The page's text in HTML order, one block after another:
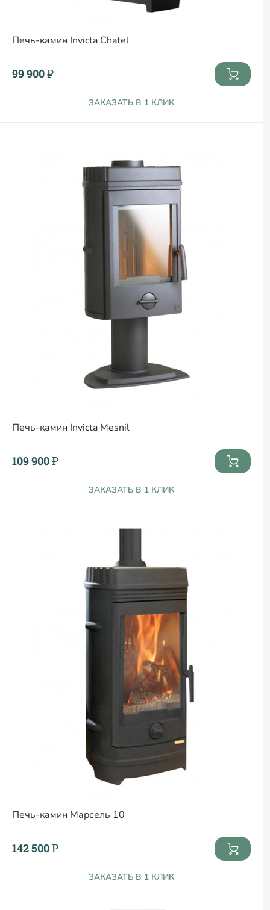
Печь-камин Invicta Chatel
99 900 ₽
ЗАКАЗАТЬ В 1 КЛИК
Печь-камин Invicta Mesnil
109 900 ₽
ЗАКАЗАТЬ В 1 КЛИК
Печь-камин Марсель 10
142 500 ₽
ЗАКАЗАТЬ В 1 КЛИК